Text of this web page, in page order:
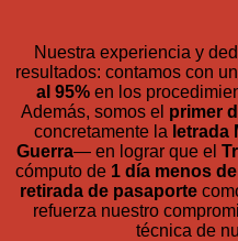
Nuestra experiencia y
resultados: contamos con un
al 95% en los
Además, somos el primer
concretamente la letrada
Guerra— en lograr que el
cómputo de 1 día menos
retirada de pasaporte
refuerza nuestro
técnica de